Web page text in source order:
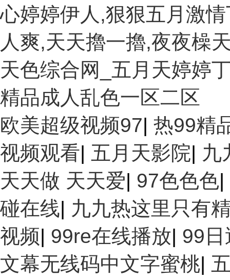
心婷婷伊人,狠狠五月激
人爽,天天擼一擼,夜夜橾
天色综合网_五月天婷婷
精品成人乱色一区二区
欧美超级视频97| 热99精
视频观看| 五月天影院| 九
天天做 天天爱| 97色色色|
碰在线| 九九热这里只有
视频| 99re在线播放| 99日
文幕无线码中文字蜜桃|